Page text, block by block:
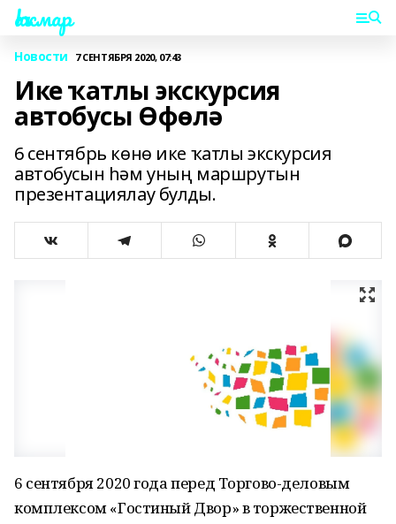
Һаҡмар
Новости 7 СЕНТЯБРЯ 2020, 07:43
Ике ҡатлы экскурсия
автобусы Өфөлә
6 сентябрь көнө ике ҡатлы экскурсия
автобусын һәм уның маршрутын
презентациялау булды.
6 сентября 2020 года перед Торгово-деловым
комплексом «Гостиный Двор» в торжественной